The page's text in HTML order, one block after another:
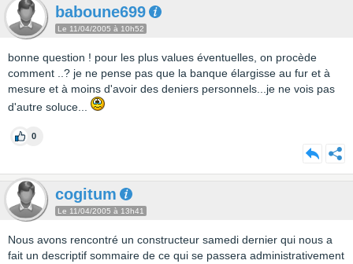
baboune699
Le 11/04/2005 à 10h52
bonne question ! pour les plus values éventuelles, on procède
comment ..? je ne pense pas que la banque élargisse au fur et à
mesure et à moins d'avoir des deniers personnels...je ne vois pas
d'autre soluce...
0
cogitum
Le 11/04/2005 à 13h41
Nous avons rencontré un constructeur samedi dernier qui nous a
fait un descriptif sommaire de ce qui se passera administrativement